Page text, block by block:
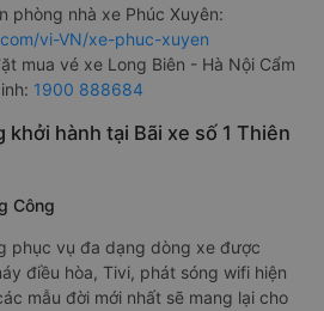
phòng nhà xe Phúc Xuyên:
vi-VN/xe-phuc-xuyen
mua vé xe Long Biên - Hà Nội Cẩm
1900 888684
khởi hành tại Bãi xe số 1 Thiên
Công
phục vụ đa dạng dòng xe được
điều hòa, Tivi, phát sóng wifi hiện
mẫu đời mới nhất sẽ mang lại cho